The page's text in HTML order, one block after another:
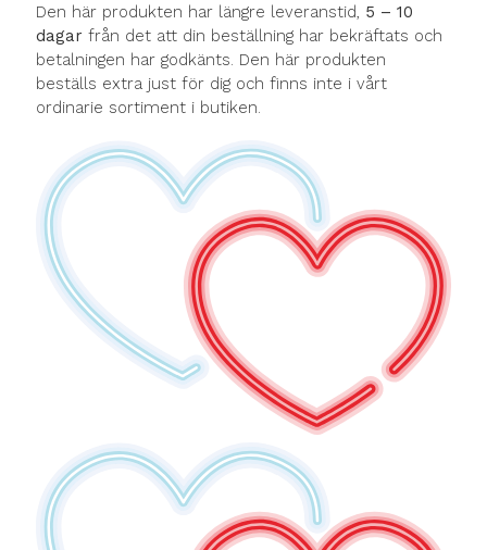
Den här produkten har längre leveranstid, 5 – 10
dagar från det att din beställning har bekräftats och
betalningen har godkänts. Den här produkten
beställs extra just för dig och finns inte i vårt
ordinarie sortiment i butiken.